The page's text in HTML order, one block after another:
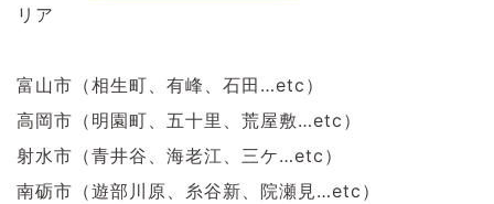
リア
富山市（相生町、有峰、石田…etc）
高岡市（明園町、五十里、荒屋敷…etc）
射水市（青井谷、海老江、三ケ…etc）
南砺市（遊部川原、糸谷新、院瀬見…etc）